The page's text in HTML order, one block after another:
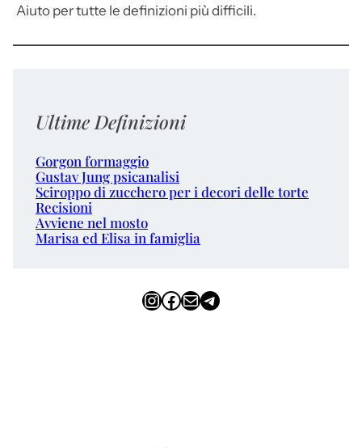
Aiuto per tutte le definizioni più difficili.
Ultime Definizioni
Gorgon formaggio
Gustav Jung psicanalisi
Sciroppo di zucchero per i decori delle torte
Recisioni
Avviene nel mosto
Marisa ed Elisa in famiglia
InstagramFacebook Email Telegram